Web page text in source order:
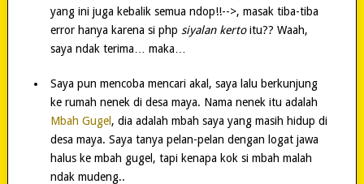
yang ini juga kebalik semua ndop!!-->, masak tiba-tiba
error hanya karena si php siyalan kertoitu?? Waah,
saya ndak terima… maka…
Saya pun mencoba mencari akal, saya lalu berkunjung
ke rumah nenek di desa maya. Nama nenek itu adalah
Mbah Gugel , dia adalah mbah saya yang masih hidup di
desa maya. Saya tanya pelan-pelan dengan logat jawa
halus ke mbah gugel, tapi kenapa kok si mbah malah
ndak mudeng..